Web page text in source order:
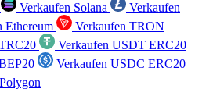
Verkaufen Solana
Verkaufen
Ethereum
Verkaufen TRON
Verkaufen USDT ERC20
Verkaufen USDC ERC20